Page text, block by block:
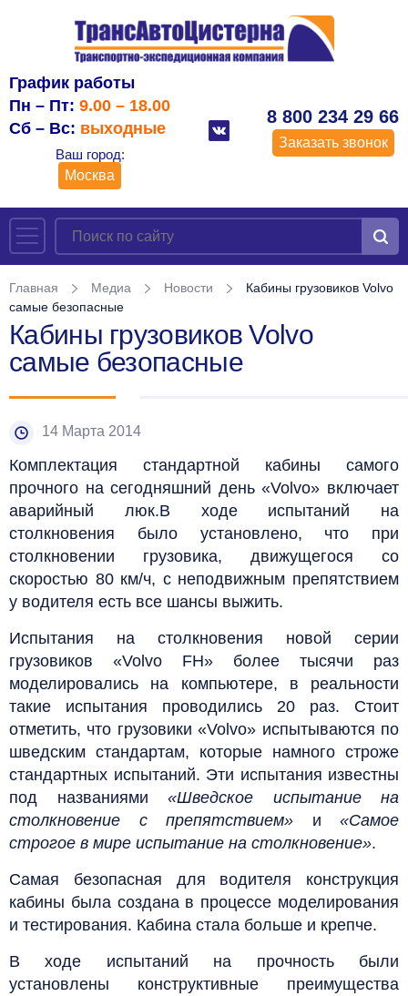
График работы
Пн – Пт: 9.00 – 18.00
Сб – Вс: выходные
Ваш город:
Москва
8 800 234 29 66
Заказать звонок
Главная Медиа Новости
Кабины грузовиков Volvo
самые безопасные
Кабины грузовиков Volvo
самые безопасные
14 Марта 2014
Комплектация стандартной кабины самого
прочного на сегодняшний день «Volvo» включает
аварийный люк.В ходе испытаний на
столкновения было установлено, что при
столкновении грузовика, движущегося со
скоростью 80 км/ч, с неподвижным препятствием
у водителя есть все шансы выжить.
Испытания на столкновения новой серии
грузовиков «Volvo FH» более тысячи раз
моделировались на компьютере, в реальности
такие испытания проводились 20 раз. Стоит
отметить, что грузовики «Volvo» испытываются по
шведским стандартам, которые намного строже
стандартных испытаний. Эти испытания известны
под названиями «Шведское испытание на
столкновение с препятствием» и «Самое
строгое в мире испытание на столкновение».
Самая безопасная для водителя конструкция
кабины была создана в процессе моделирования
и тестирования. Кабина стала больше и крепче.
В ходе испытаний на прочность были
установлены конструктивные преимущества